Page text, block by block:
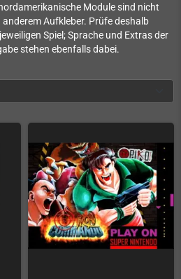
Module sind nicht
Aufkleber. Prüfe deshalb
Spiel; Sprache und Extras der
stehen ebenfalls dabei.